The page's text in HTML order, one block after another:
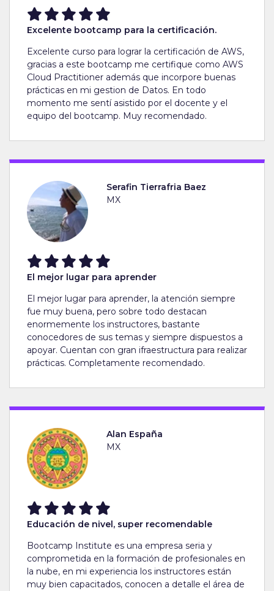
Excelente bootcamp para la certificación.
Excelente curso para lograr la certificación de AWS,
gracias a este bootcamp me certifique como AWS
Cloud Practitioner además que incorpore buenas
prácticas en mi gestion de Datos. En todo
momento me sentí asistido por el docente y el
equipo del bootcamp. Muy recomendado.
Serafin Tierrafria Baez
MX
El mejor lugar para aprender
El mejor lugar para aprender, la atención siempre
fue muy buena, pero sobre todo destacan
enormemente los instructores, bastante
conocedores de sus temas y siempre dispuestos a
apoyar. Cuentan con gran ifraestructura para realizar
prácticas. Completamente recomendado.
Alan España
MX
Educación de nivel, super recomendable
Bootcamp Institute es una empresa seria y
comprometida en la formación de profesionales en
la nube, en mi experiencia los instructores están
muy bien capacitados, conocen a detalle el área de